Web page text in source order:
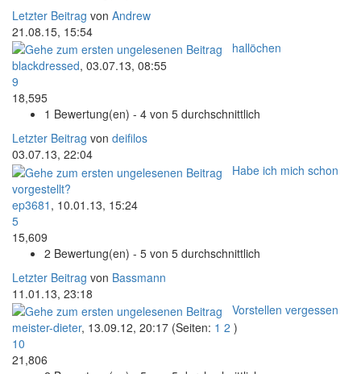
Letzter Beitrag von Andrew
21.08.15, 15:54
hallöchen
blackdressed, 03.07.13, 08:55
9
18,595
1 Bewertung(en) - 4 von 5 durchschnittlich
Letzter Beitrag von deifilos
03.07.13, 22:04
Habe ich mich schon
vorgestellt?
ep3681 , 10.01.13, 15:24
5
15,609
2 Bewertung(en) - 5 von 5 durchschnittlich
Letzter Beitrag von Bassmann
11.01.13, 23:18
Vorstellen vergessen
meister-dieter, 13.09.12, 20:17 (Seiten: 1 2 )
10
21,806